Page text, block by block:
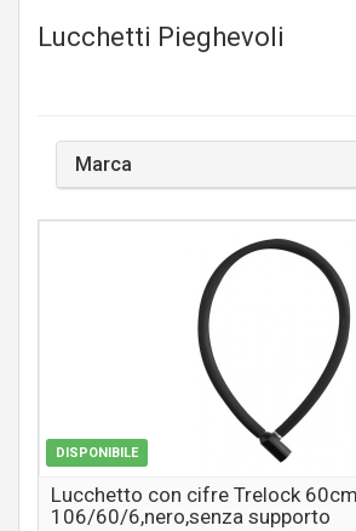
Lucchetti Pieghevoli
Marca
DISPONIBILE
Lucchetto con cifre Trelock
106/60/6,nero,senza supporto